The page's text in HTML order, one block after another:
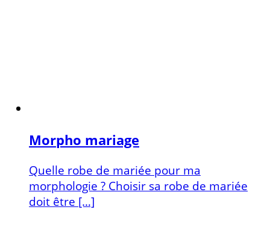
Morpho mariage
Quelle robe de mariée pour ma
morphologie ? Choisir sa robe de mariée
doit être […]